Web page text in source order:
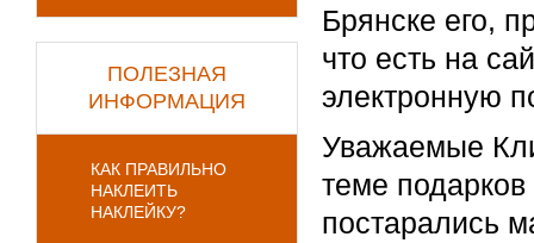
ПОЛЕЗНАЯ
ИНФОРМАЦИЯ
КАК ПРАВИЛЬНО
НАКЛЕИТЬ
НАКЛЕЙКУ?
Брянске его,
что есть на
электронную
Уважаемые
теме
постарались